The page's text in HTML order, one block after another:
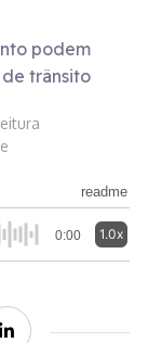
podem
trânsito
readme
0:00 1.0x